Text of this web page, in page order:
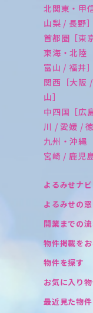
北関東・甲
山梨 / 長野］
首都圏［東
東海・北陸
富山 / 福井］
関西［大阪
山］
中四国［広
川 / 愛媛 /
九州・沖縄
宮崎 / 鹿児
よるみせナ
よるみせの
開業までの
物件掲載を
物件を探す
お気に入り
最近見た物件